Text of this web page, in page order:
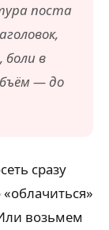
поста
боли в
— до
сразу
возьмем